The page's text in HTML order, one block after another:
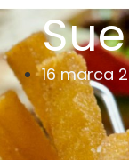
16 marca